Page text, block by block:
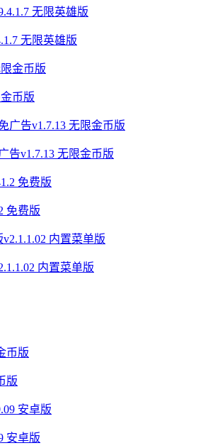
无限英雄版
币版
告v1.7.13 无限金币版
免费版
内置菜单版
版
安卓版